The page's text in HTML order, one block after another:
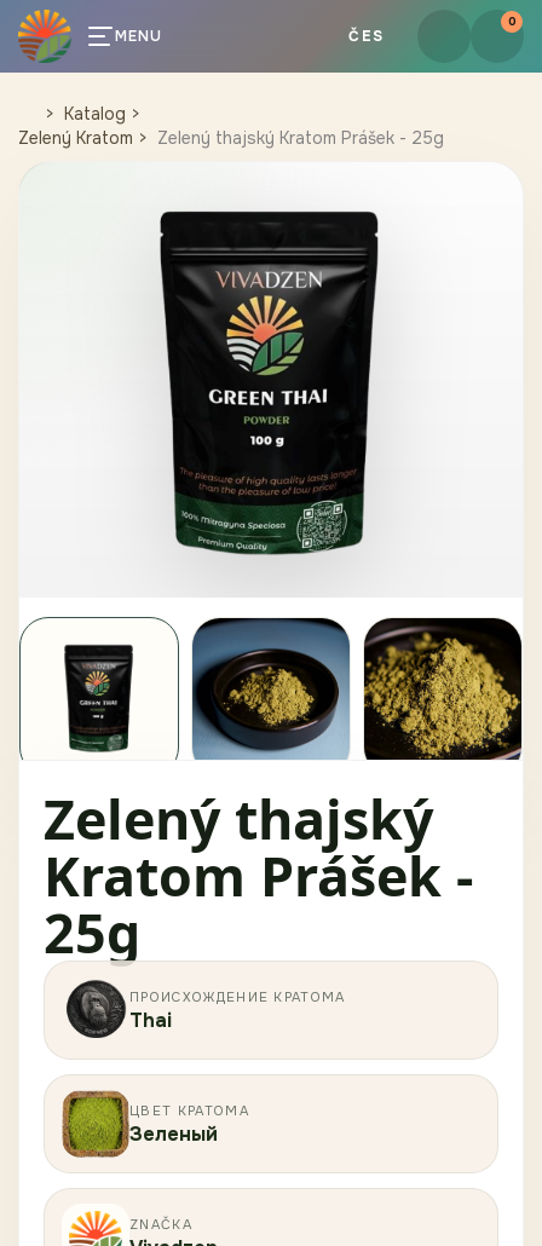
MENU ČES
0
Katalog
Zelený Kratom
Zelený thajský Kratom Prášek - 25g
Zelený thajský
Kratom Prášek -
25g
ПРОИСХОЖДЕНИЕ КРАТОМА
Thai
ЦВЕТ КРАТОМА
Зеленый
ZNAČKA